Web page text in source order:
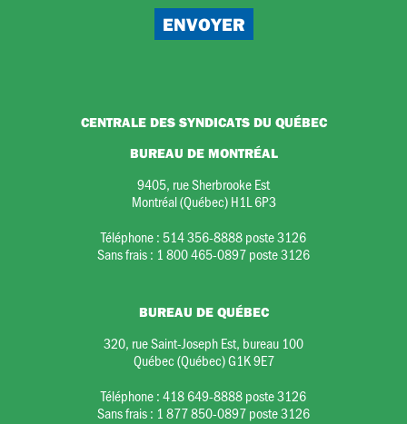
CENTRALE DES SYNDICATS DU QUÉBEC
BUREAU DE MONTRÉAL
9405, rue Sherbrooke Est
Montréal (Québec) H1L 6P3
Téléphone : 514 356-8888 poste 3126
Sans frais : 1 800 465-0897 poste 3126
BUREAU DE QUÉBEC
320, rue Saint-Joseph Est, bureau 100
Québec (Québec) G1K 9E7
Téléphone :418 649-8888 poste 3126
Sans frais : 1 877 850-0897 poste 3126